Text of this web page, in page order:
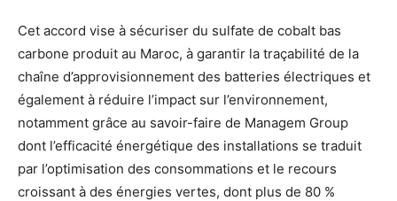
Cet accord vise à sécuriser du sulfate de cobalt bas
carbone produit au Maroc, à garantir la traçabilité de la
chaîne d’approvisionnement des batteries électriques et
également à réduire l’impact sur l’environnement,
notamment grâce au savoir-faire de Managem Group
dont l’efficacité énergétique des installations se traduit
par l’optimisation des consommations et le recours
croissant à des énergies vertes, dont plus de 80 %